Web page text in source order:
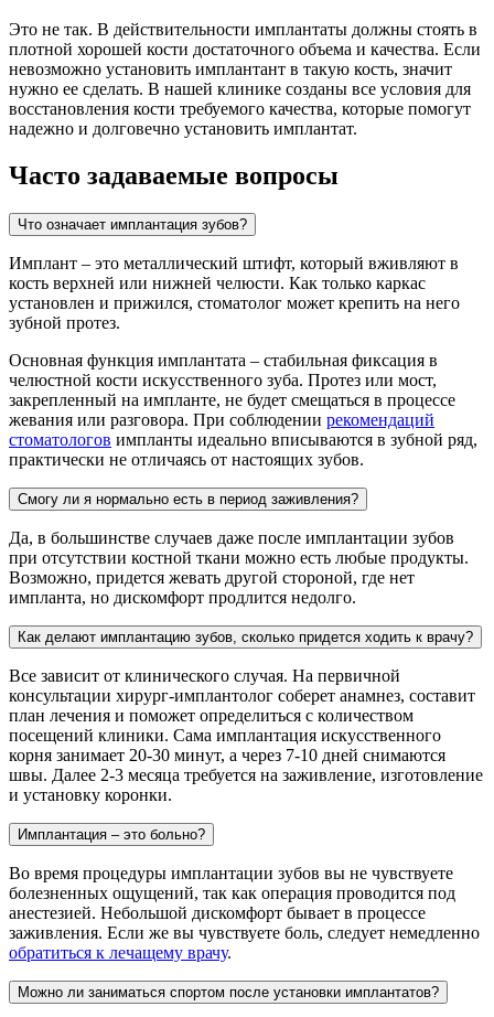
Это не так. В действительности имплантаты должны стоять в
плотной хорошей кости достаточного объема и качества. Если
невозможно установить имплантант в такую кость, значит
нужно ее сделать. В нашей клинике созданы все условия для
восстановления кости требуемого качества, которые помогут
надежно и долговечно установить имплантат.
Часто задаваемые вопросы
Что означает имплантация зубов?
Имплант – это металлический штифт, который вживляют в
кость верхней или нижней челюсти. Как только каркас
установлен и прижился, стоматолог может крепить на него
зубной протез.
Основная функция имплантата – стабильная фиксация в
челюстной кости искусственного зуба. Протез или мост,
закрепленный на импланте, не будет смещаться в процессе
жевания или разговора. При соблюдении рекомендаций
стоматологов импланты идеально вписываются в зубной ряд,
практически не отличаясь от настоящих зубов.
Смогу ли я нормально есть в период заживления?
Да, в большинстве случаев даже после имплантации зубов
при отсутствии костной ткани можно есть любые продукты.
Возможно, придется жевать другой стороной, где нет
импланта, но дискомфорт продлится недолго.
Как делают имплантацию зубов, сколько придется ходить к врачу?
Все зависит от клинического случая. На первичной
консультации хирург-имплантолог соберет анамнез, составит
план лечения и поможет определиться с количеством
посещений клиники. Сама имплантация искусственного
корня занимает 20-30 минут, а через 7-10 дней снимаются
швы. Далее 2-3 месяца требуется на заживление, изготовление
и установку коронки.
Имплантация – это больно?
Во время процедуры имплантации зубов вы не чувствуете
болезненных ощущений, так как операция проводится под
анестезией. Небольшой дискомфорт бывает в процессе
заживления. Если же вы чувствуете боль, следует немедленно
обратиться к лечащему врачу.
Можно ли заниматься спортом после установки имплантатов?